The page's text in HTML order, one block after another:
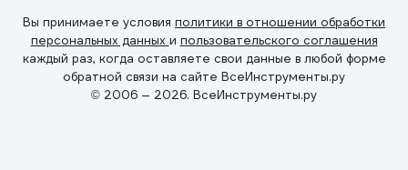
Вы принимаете условия политики в отношении обработки
персональных данных и пользовательского соглашения
каждый раз, когда оставляете свои данные в любой форме
обратной связи на сайте ВсеИнструменты.ру
© 2006 — 2026. ВсеИнструменты.ру